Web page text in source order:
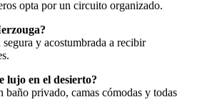
opta por un circuito organizado.
y acostumbrada a recibir
lujo en el desierto?
baño privado, camas cómodas y todas